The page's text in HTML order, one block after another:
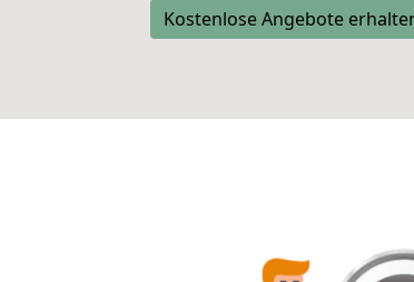
Kostenlose Angebote